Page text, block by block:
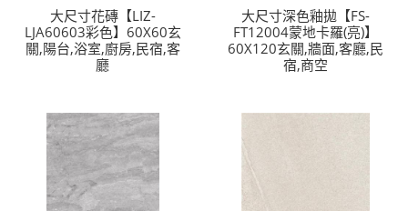
大尺寸花磚【LIZ-
LJA60603彩色】60X60玄
關,陽台,浴室,廚房,民宿,客
廳
大尺寸深色釉拋【FS-
FT12004蒙地卡羅(亮)】
60X120玄關,牆面,客廳,民
宿,商空